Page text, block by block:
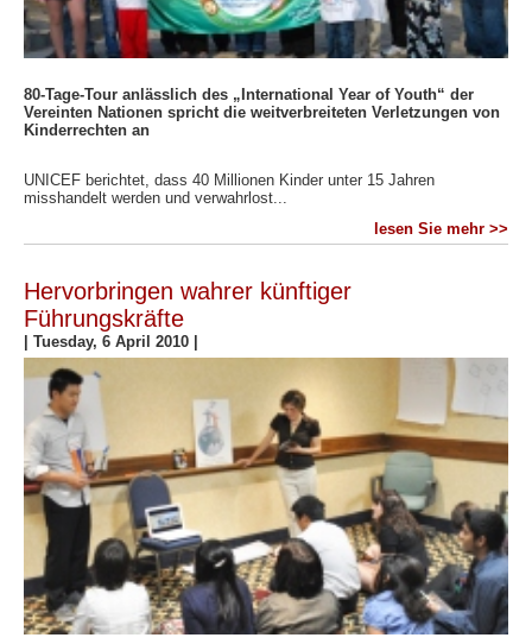
80-Tage-Tour anlässlich des „International Year of Youth“ der
Vereinten Nationen spricht die weitverbreiteten Verletzungen von
Kinderrechten an
UNICEF berichtet, dass 40 Millionen Kinder unter 15 Jahren
misshandelt werden und verwahrlost...
lesen Sie mehr >>
Hervorbringen wahrer künftiger
Führungskräfte
Tuesday, 6 April 2010